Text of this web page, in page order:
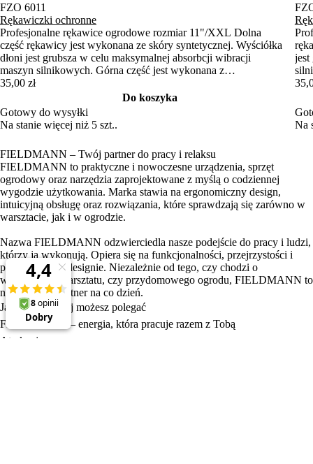
FZO 6011
Rękawiczki ochronne
Profesjonalne rękawice ogrodowe rozmiar 11"/XXL Dolna
część rękawicy jest wykonana ze skóry syntetycznej. Wyściółka
dłoni jest grubsza w celu maksymalnej absorbcji wibracji
maszyn silnikowych. Górna część jest wykonana z
elastycznego neoprenu, a palce są pokryte skórą syntetyczną.
Rękawiczki można również przymocować za pomocą taśmy
Velcro, co zapobiegnie ich ślizganiu.
35,00 zł
Do koszyka
Gotowy do wysyłki
Na stanie więcej niż 5 szt..
jest
Na
FIELDMANN – Twój partner do pracy i relaksu
FIELDMANN to praktyczne i nowoczesne urządzenia, sprzęt
ogrodowy oraz narzędzia zaprojektowane z myślą o codziennej
wygodzie użytkowania. Marka stawia na ergonomiczny design,
intuicyjną obsługę oraz rozwiązania, które sprawdzają się zarówno w
warsztacie, jak i w ogrodzie.
Nazwa FIELDMANN odzwierciedla nasze podejście do pracy i ludzi,
którzy ją wykonują. Opiera się na funkcjonalności, przejrzystości i
przemyślanym designie. Niezależnie od tego, czy chodzi o
wyposażenie warsztatu, czy przydomowego ogrodu, FIELDMANN to
niezawodny partner na co dzień.
Jakość, na której możesz polegać
FIELDMANN – energia, która pracuje razem z Tobą
Atrakcyjne ceny